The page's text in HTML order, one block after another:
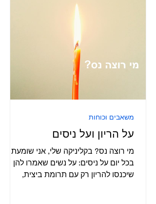
על הריון ועל ניסים
מי רוצה נס? בקליניקה שלי, אני שומעת
בכל יום על ניסים: על נשים שאמרו להן
שיכנסו להריון רק עם תרומת ביצית,
משאבים וכוחות